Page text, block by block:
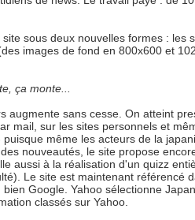
sous deux nouvelles formes : les
images de fond en 800x600 et
ça monte...
augmente sans cesse. On atteint
mail, sur les sites personnels et
même les acteurs de la
nouveautés, le site propose
aussi à la réalisation d'un quizz
Le site est maintenant référencé
bien Google. Yahoo sélectionne
classés sur Yahoo.